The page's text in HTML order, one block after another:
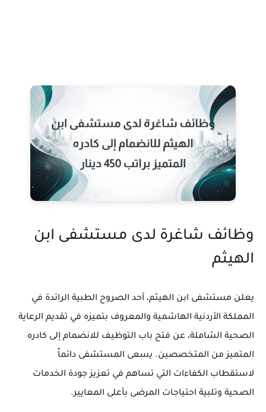
وظائف شاغرة لدى مستشفى ابن
الهيثم
يعلن مستشفى ابن الهيثم، أحد الصروح الطبية الرائدة في
المملكة الأردنية الهاشمية والمعروف بتميزه في تقديم الرعاية
الصحية الشاملة، عن فتح باب التوظيف للانضمام إلى كادره
المتميز من المتخصصين. يسعى المستشفى دائماً
لاستقطاب الكفاءات التي تساهم في تعزيز جودة الخدمات
الصحية وتلبية احتياجات المرضى بأعلى المعايير.